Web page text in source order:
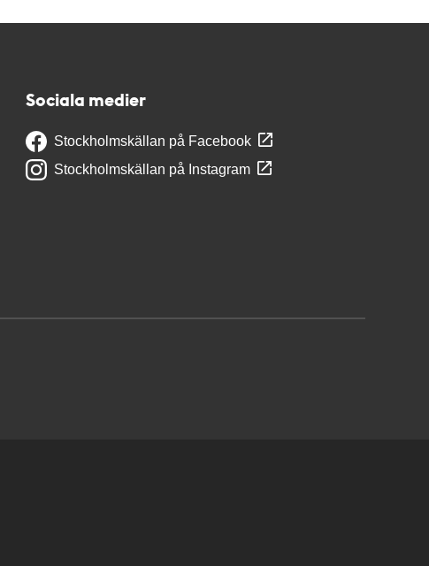
Sociala medier
Stockholmskällan på Facebook
Stockholmskällan på Instagram